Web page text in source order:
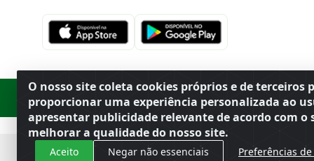
O nosso site coleta cookies próprios e de terceiros
proporcionar uma experiência personalizada ao
apresentar publicidade relevante de acordo com o
melhorar a qualidade do nosso site.
Aceito Negar não essenciais Preferências de
Rod. SP-215, s/n, km 98 — Área Rural Porto Ferreira/ ·